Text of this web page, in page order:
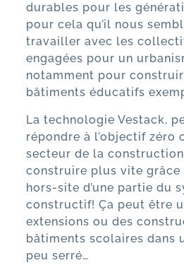
durables pour les
pour cela qu’il nous
travailler avec les
engagées pour un
notamment pour
bâtiments éducatifs
La technologie Vestack,
répondre à l’objectif zéro
secteur de la
construire plus vite grâce
hors-site d’une partie du
constructif! Ça peut être
extensions ou des
bâtiments scolaires dans
peu serré…